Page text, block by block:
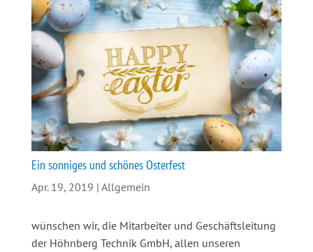
Ein sonniges und schönes Osterfest
Apr. 19, 2019 | Allgemein
wünschen wir, die Mitarbeiter und Geschäftsleitung
der Höhnberg Technik GmbH, allen unseren